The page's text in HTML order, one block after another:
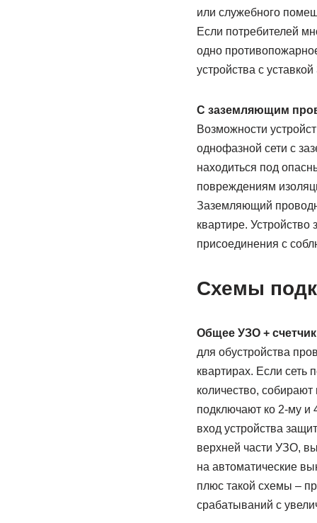
или служебного
Если потребителей
одно
устройства с
С заземляющим
Возможности
однофазной сети с
находиться под
повреждениям
Заземляющий
квартире.
присоединения с
Схемы
Общее УЗО +
для обустройства
квартирах. Если сеть
количество,
подключают ко 2-му и
вход устройства
верхней части УЗО,
на автоматические
плюс такой схемы –
срабатываний с